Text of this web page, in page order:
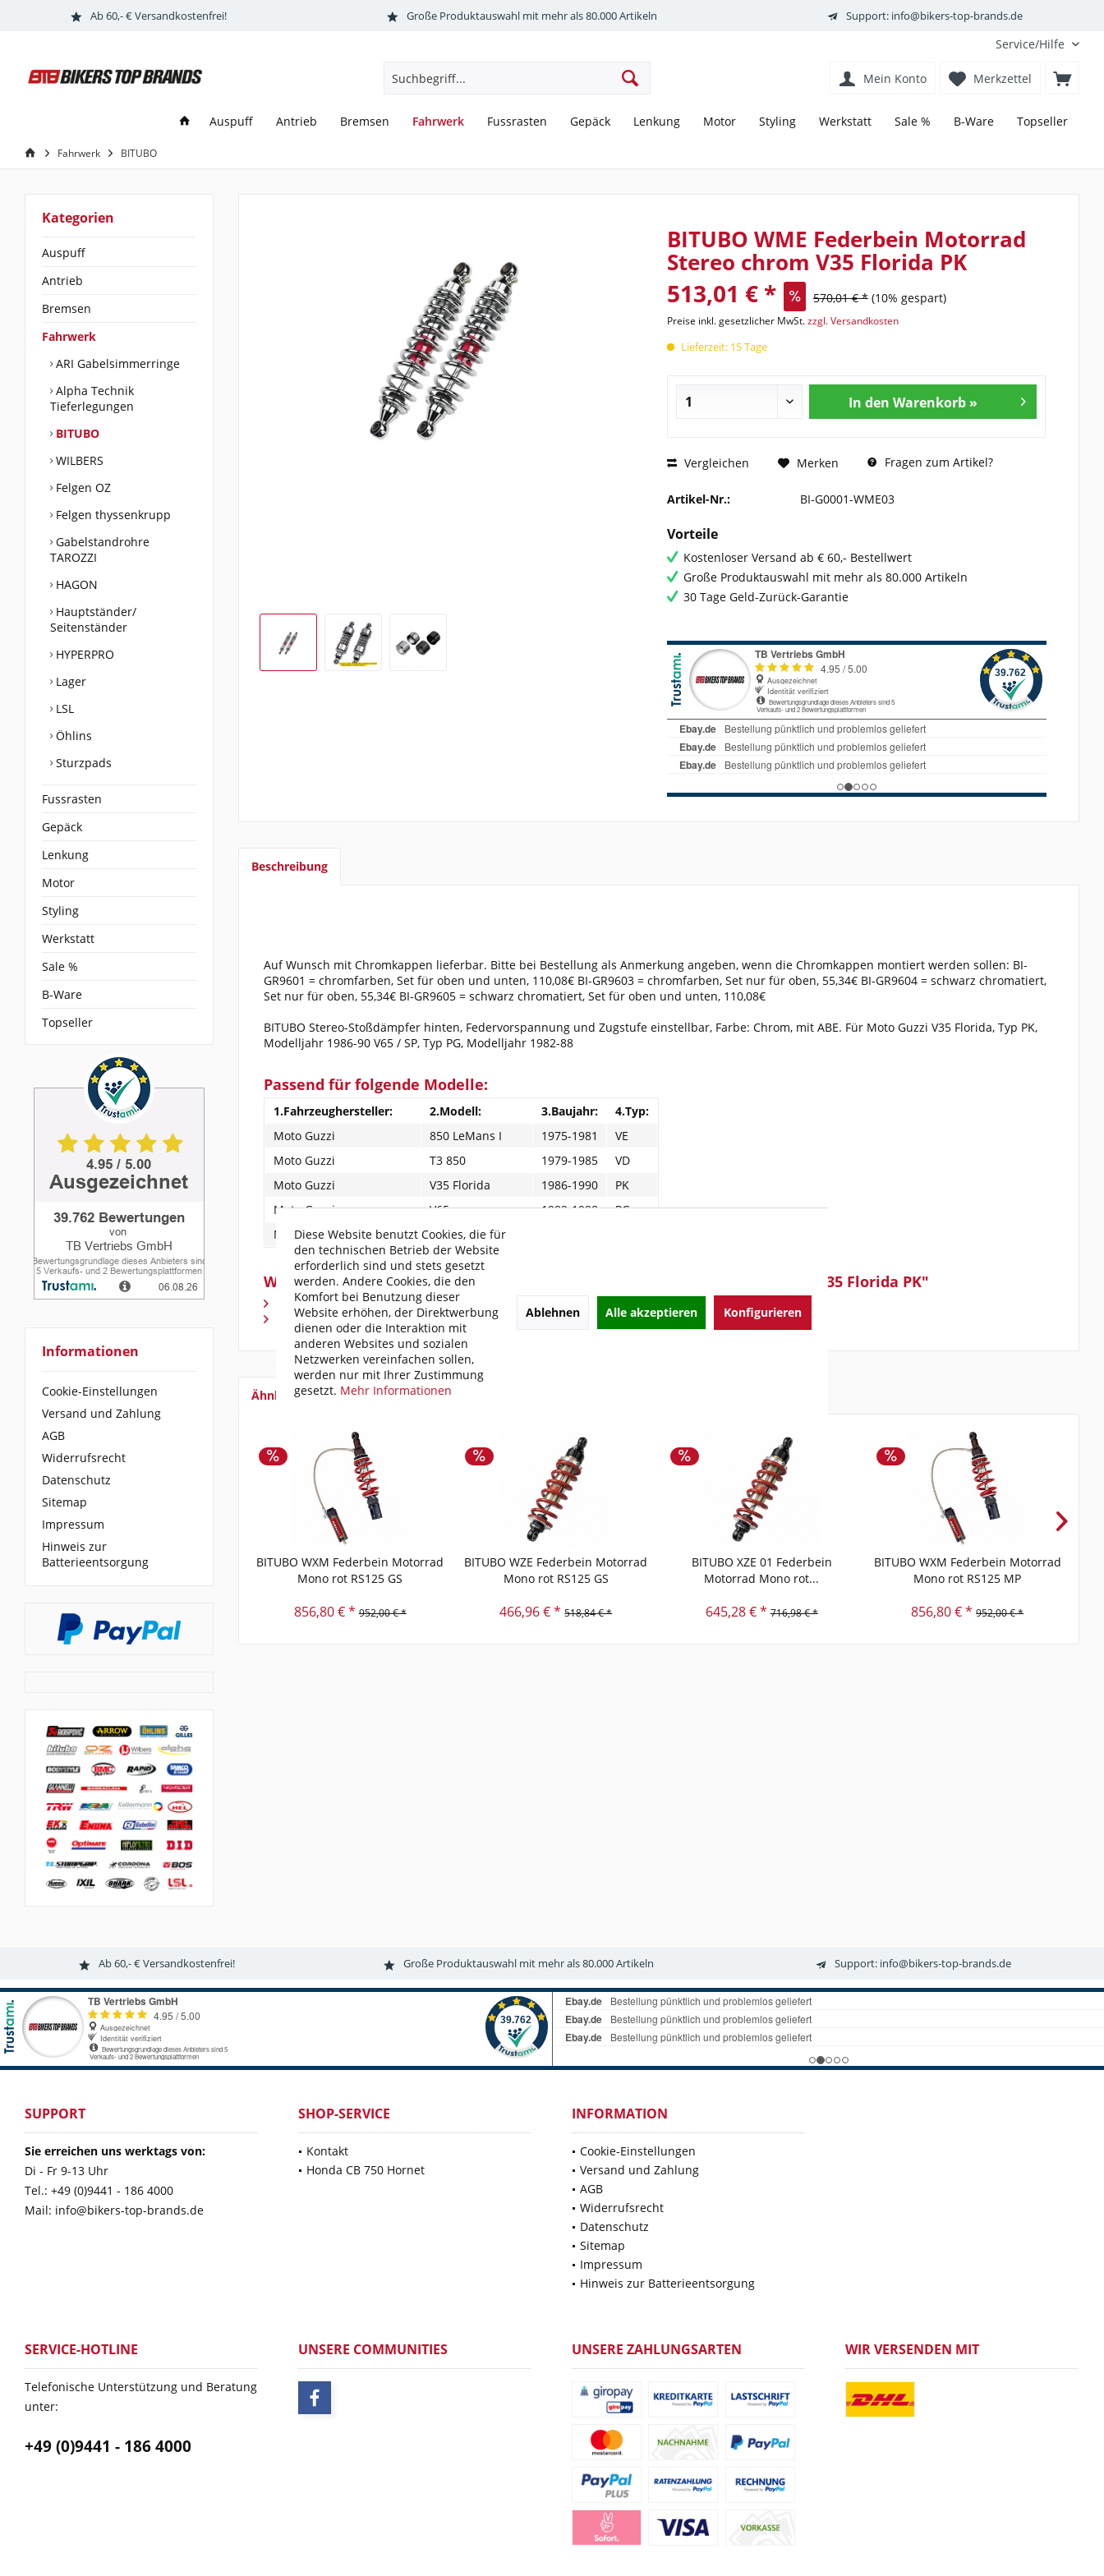
Ab 60,- € Versandkostenfrei! Große Produktauswahl mit mehr als 80.000 Artikeln Support: info@bikers-top-brands.de
Service/Hilfe
Merkzettel
Mein Konto
Auspuff Antrieb Bremsen Fahrwerk Fussrasten Gepäck Lenkung Motor Styling Werkstatt Sale % B-Ware Topseller
Fahrwerk BITUBO
Kategorien
Auspuff
Antrieb
Bremsen
Fahrwerk
ARI Gabelsimmerringe
Alpha Technik
Tieferlegungen
BITUBO
WILBERS
Felgen OZ
Felgen thyssenkrupp
Gabelstandrohre
TAROZZI
HAGON
Hauptständer/
Seitenständer
HYPERPRO
Lager
LSL
Öhlins
Sturzpads
Fussrasten
Gepäck
Lenkung
Motor
Styling
Werkstatt
Sale %
B-Ware
Topseller
Informationen
Cookie-Einstellungen
Versand und Zahlung
AGB
Widerrufsrecht
Datenschutz
Sitemap
Impressum
Hinweis zur
Batterieentsorgung
BITUBO WME Federbein Motorrad
Stereo chrom V35 Florida PK
513,01 € * 570,01 € * (10% gespart)
Preise inkl. gesetzlicher MwSt.zzgl. Versandkosten
Lieferzeit: 15 Tage
In den Warenkorb »
Vergleichen Merken Fragen zum Artikel?
Artikel-Nr.: BI-G0001-WME03
Vorteile
Kostenloser Versand ab € 60,- Bestellwert
Große Produktauswahl mit mehr als 80.000 Artikeln
30 Tage Geld-Zurück-Garantie
Beschreibung
Auf Wunsch mit Chromkappen lieferbar. Bitte bei Bestellung als Anmerkung angeben, wenn die Chromkappen montiert werden sollen: BI-
GR9601 = chromfarben, Set für oben und unten, 110,08€ BI-GR9603 = chromfarben, Set nur für oben, 55,34€ BI-GR9604 = schwarz chromatiert,
Set nur für oben, 55,34€ BI-GR9605 = schwarz chromatiert, Set für oben und unten, 110,08€
BITUBO Stereo-Stoßdämpfer hinten, Federvorspannung und Zugstufe einstellbar, Farbe: Chrom, mit ABE. Für Moto Guzzi V35 Florida, Typ PK,
Modelljahr 1986-90 V65 / SP, Typ PG, Modelljahr 1982-88
Passend für folgende Modelle:
1.Fahrzeughersteller: 2.Modell: 3.Baujahr:
4.Typ:
Moto Guzzi
850 LeMans I 1975-1981
VE
Moto Guzzi
T3 850 1979-1985
VD
Moto Guzzi
V35 Florida 1986-1990
PK
Moto Guzzi
V65 1982-1988
PG
Moto Guzzi
V65
Weiterführende Links zu "BITUBO WME Federbein Motorrad Stereo chrom V35 Florida PK"
Fragen zum Artikel?
Weitere Artikel von BITUBO
Ähnliche Artikel
BITUBO WXM Federbein Motorrad
Mono rot RS125 GS
856,80 € * 952,00 € *
BITUBO WZE Federbein Motorrad
Mono rot RS125 GS
466,96 € * 518,84 € *
BITUBO XZE 01 Federbein
Motorrad Mono rot...
645,28 € * 716,98 € *
BITUBO WXM Federbein Motorrad
Mono rot RS125 MP
856,80 € * 952,00 € *
Ab 60,- € Versandkostenfrei! Große Produktauswahl mit mehr als 80.000 Artikeln Support: info@bikers-top-brands.de
SUPPORT
Sie erreichen uns werktags von:
Di - Fr 9-13 Uhr
Tel.: +49 (0)9441 - 186 4000
Mail: info@bikers-top-brands.de
SHOP-SERVICE
Kontakt
Honda CB 750 Hornet
INFORMATION
Cookie-Einstellungen
Versand und Zahlung
AGB
Widerrufsrecht
Datenschutz
Sitemap
Impressum
Hinweis zur Batterieentsorgung
SERVICE-HOTLINE
Telefonische Unterstützung und Beratung
unter:
+49 (0)9441 - 186 4000
UNSERE COMMUNITIES UNSERE ZAHLUNGSARTEN WIR VERSENDEN MIT
Diese Website benutzt Cookies, die für
den technischen Betrieb der Website
erforderlich sind und stets gesetzt
werden. Andere Cookies, die den
Komfort bei Benutzung dieser
Website erhöhen, der Direktwerbung
dienen oder die Interaktion mit
anderen Websites und sozialen
Netzwerken vereinfachen sollen,
werden nur mit Ihrer Zustimmung
gesetzt. Mehr Informationen
Ablehnen Alle akzeptieren Konfigurieren